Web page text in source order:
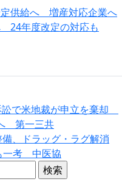
供給へ 増産対応企業へ
24年度改定の対応も
で米地裁が申立を棄却
第一三共
、ドラッグ・ラグ解消
一考 中医協